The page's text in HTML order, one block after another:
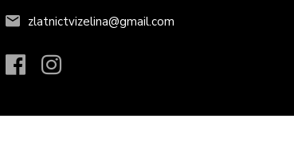
zlatnictvizelina@gmail.com